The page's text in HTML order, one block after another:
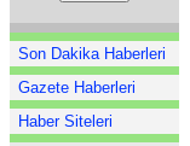
Son Dakika Haberleri
Gazete Haberleri
Haber Siteleri